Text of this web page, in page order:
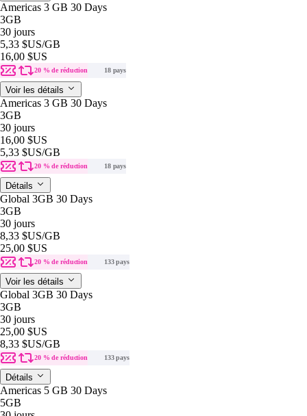
Americas 3 GB 30 Days
3GB
30 jours
5,33 $US/GB
16,00 $US
20 % de réduction 18 pays
Voir les détails
Americas 3 GB 30 Days
3GB
30 jours
16,00 $US
5,33 $US/GB
20 % de réduction 18 pays
Détails
Global 3GB 30 Days
3GB
30 jours
8,33 $US/GB
25,00 $US
20 % de réduction 133 pays
Voir les détails
Global 3GB 30 Days
3GB
30 jours
25,00 $US
8,33 $US/GB
20 % de réduction 133 pays
Détails
Americas 5 GB 30 Days
5GB